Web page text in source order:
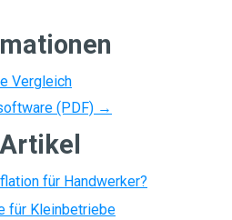
Vergleich
(PDF) →
für Handwerker?
für Kleinbetriebe